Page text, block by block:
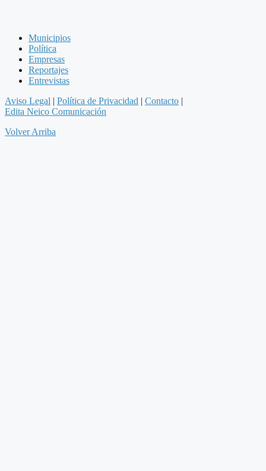
Municipios
Política
Empresas
Reportajes
Entrevistas
Aviso Legal | Política de Privacidad | Contacto |
Edita Neico Comunicación
Volver Arriba